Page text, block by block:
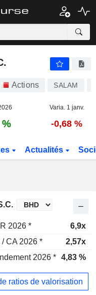
Actions SALAM
Varia. 1 janv.
% -0,68 %
Actualités
2026 *
6,9x
/ CA 2026 *
2,57x
2026 * 4,83 %
ratios de valorisation